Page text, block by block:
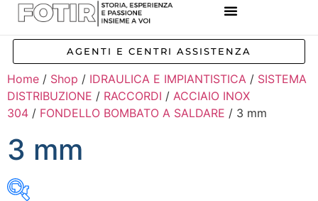
AGENTI E CENTRI ASSISTENZA
Home / Shop / IDRAULICA E IMPIANTISTICA / SISTEMA
DISTRIBUZIONE / RACCORDI / ACCIAIO INOX
304 / FONDELLO BOMBATO A SALDARE / 3 mm
3 mm